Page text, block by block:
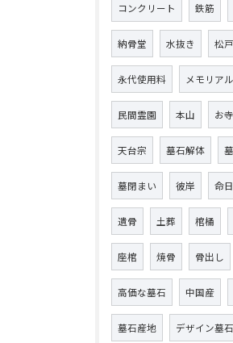
コンクリート 鉄筋
納骨堂 水抜き 松
永代使用料 メモリア
民間霊園 本山 お寺
天台宗 墓石解体
墓閉まい 彼岸 命日
遺骨 土葬 棺桶
座棺 焼骨 骨出し
高価な墓石 中国産
墓石産地 デザイン墓石